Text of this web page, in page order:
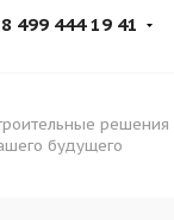
8 499 444 19 41
решения
будущего